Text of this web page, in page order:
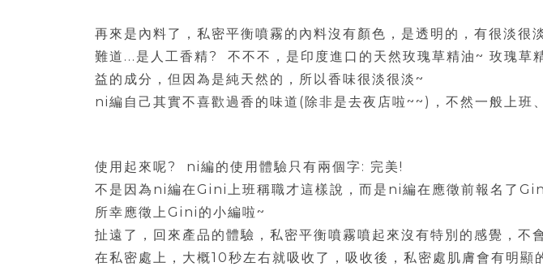
再來是內料了，私密平衡噴霧的內料沒有顏色，是透明的，有很淡很
難道...是人工香精? 不不不，是印度進口的天然玫瑰草精油~ 玫瑰草
益的成分，但因為是純天然的，所以香味很淡很淡~
ni編自己其實不喜歡過香的味道(除非是去夜店啦~~)，不然一般上班
使用起來呢? ni編的使用體驗只有兩個字: 完美!
不是因為ni編在Gini上班稱職才這樣說，而是ni編在應徵前報名了
所幸應徵上Gini的小編啦~
扯遠了，回來產品的體驗，私密平衡噴霧噴起來沒有特別的感覺，
在私密處上，大概10秒左右就吸收了，吸收後，私密處肌膚會有明顯